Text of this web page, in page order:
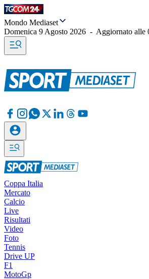
Mondo Mediaset
Domenica 9 Agosto 2026 - Aggiornato alle
Coppa Italia
Mercato
Calcio
Live
Risultati
Video
Foto
Tennis
Drive UP
F1
MotoGp